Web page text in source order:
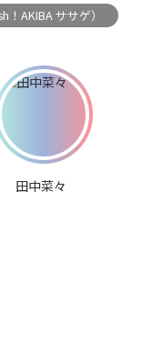
AKIBA ササゲ）
田中菜々